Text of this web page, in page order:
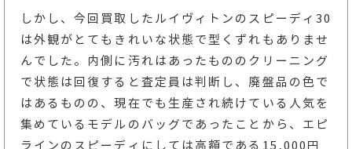
しかし、今回買取したルイヴィトンのスピーディ30
は外観がとてもきれいな状態で型くずれもありませ
んでした。内側に汚れはあったもののクリーニング
で状態は回復すると査定員は判断し、廃盤品の色で
はあるものの、現在でも生産され続けている人気を
集めているモデルのバッグであったことから、エピ
ラインのスピーディにしては高額である15,000円